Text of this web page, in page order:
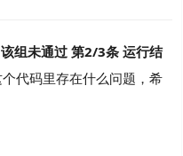
组未通过 第2/3条 运行结
代码里存在什么问题，希